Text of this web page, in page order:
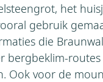
het
gebruik
die
bergbeklim-
Ook voor de